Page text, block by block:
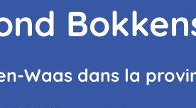
Waas dans la